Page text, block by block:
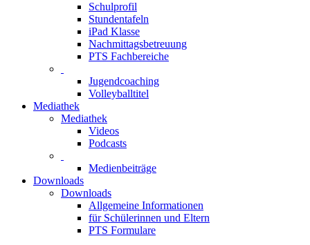
Schulprofil
Stundentafeln
iPad Klasse
Nachmittagsbetreuung
PTS Fachbereiche
Jugendcoaching
Volleyballtitel
Mediathek
Mediathek
Videos
Podcasts
Medienbeiträge
Downloads
Downloads
Allgemeine Informationen
für Schülerinnen und Eltern
PTS Formulare